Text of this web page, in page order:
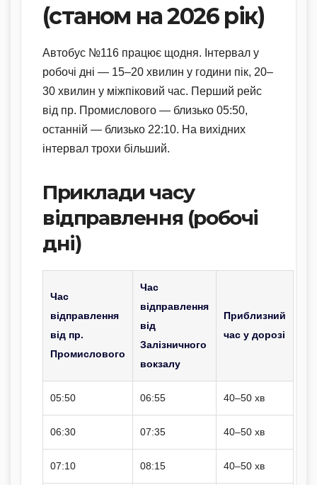
(станом на 2026 рік)
Автобус №116 працює щодня. Інтервал у
робочі дні — 15–20 хвилин у години пік, 20–
30 хвилин у міжпіковий час. Перший рейс
від пр. Промислового — близько 05:50,
останній — близько 22:10. На вихідних
інтервал трохи більший.
Приклади часу
відправлення (робочі
дні)
Час
відправлення
від пр.
Промислового
Час
відправлення
від
Залізничного
вокзалу
Приблизний
час у дорозі
05:50 06:55 40–50 хв
06:30 07:35 40–50 хв
07:10 08:15 40–50 хв